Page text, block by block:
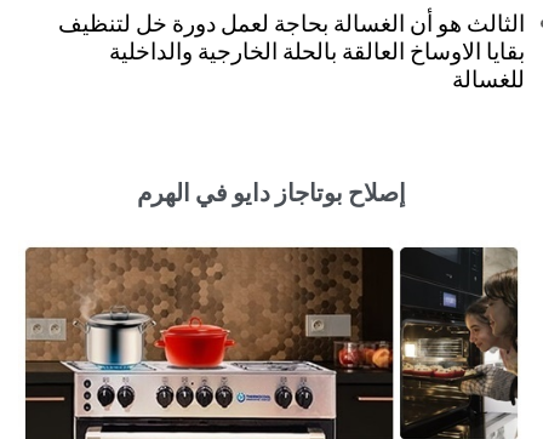
الثالث هو أن الغسالة بحاجة لعمل دورة خل لتنظيف
بقايا الاوساخ العالقة بالحلة الخارجية والداخلية
للغسالة
إصلاح بوتاجاز دايو في الهرم